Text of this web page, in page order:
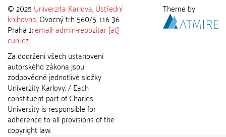
© 2025 Univerzita Karlova,Ústřední
knihovna, Ovocný trh 560/5, 116 36
Praha 1;email: admin-repozitar [at]
cuni.cz
Za dodržení všech ustanovení
autorského zákona jsou
zodpovědné jednotlivé složky
Univerzity Karlovy. / Each
constituent part of Charles
University is responsible for
adherence to all provisions of the
copyright law.
Theme by